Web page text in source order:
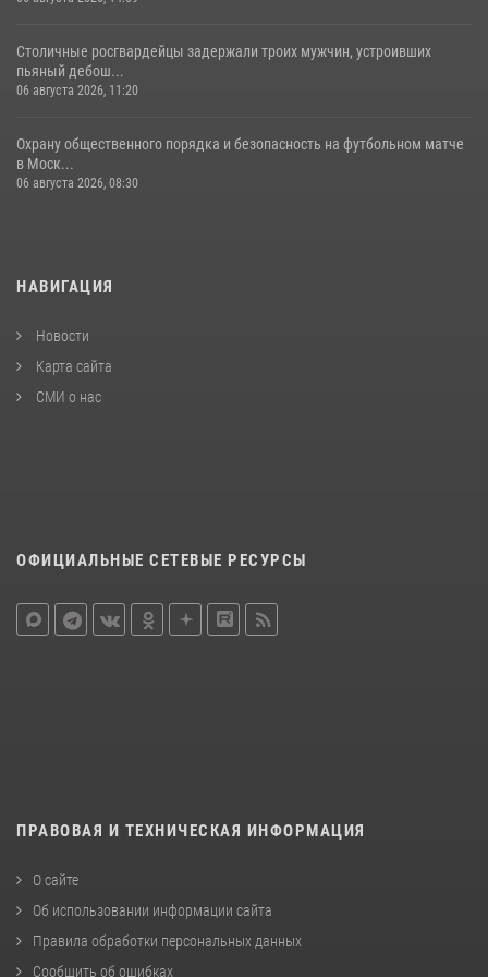
Столичные росгвардейцы задержали троих мужчин, устроивших
пьяный дебош...
06 августа 2026, 11:20
Охрану общественного порядка и безопасность на футбольном матче
в Моск...
06 августа 2026, 08:30
НАВИГАЦИЯ
Новости
Карта сайта
СМИ о нас
ОФИЦИАЛЬНЫЕ СЕТЕВЫЕ РЕСУРСЫ
ПРАВОВАЯ И ТЕХНИЧЕСКАЯ ИНФОРМАЦИЯ
О сайте
Об использовании информации сайта
Правила обработки персональных данных
Сообщить об ошибках